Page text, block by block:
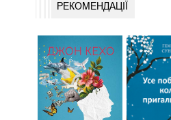
РЕКОМЕНДАЦІЇ